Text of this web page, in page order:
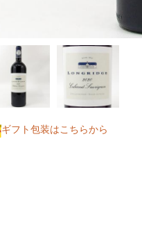
ギフト包装はこちらから